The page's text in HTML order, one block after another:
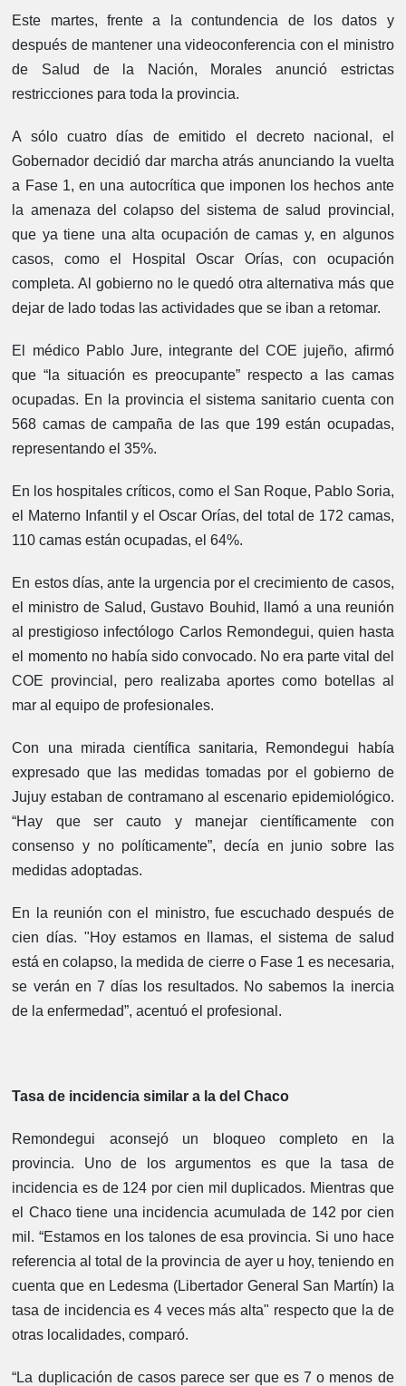
Este martes, frente a la contundencia de los datos y
después de mantener una videoconferencia con el ministro
de Salud de la Nación, Morales anunció estrictas
restricciones para toda la provincia.
A sólo cuatro días de emitido el decreto nacional, el
Gobernador decidió dar marcha atrás anunciando la vuelta
a Fase 1, en una autocrítica que imponen los hechos ante
la amenaza del colapso del sistema de salud provincial,
que ya tiene una alta ocupación de camas y, en algunos
casos, como el Hospital Oscar Orías, con ocupación
completa. Al gobierno no le quedó otra alternativa más que
dejar de lado todas las actividades que se iban a retomar.
El médico Pablo Jure, integrante del COE jujeño, afirmó
que “la situación es preocupante” respecto a las camas
ocupadas. En la provincia el sistema sanitario cuenta con
568 camas de campaña de las que 199 están ocupadas,
representando el 35%.
En los hospitales críticos, como el San Roque, Pablo Soria,
el Materno Infantil y el Oscar Orías, del total de 172 camas,
110 camas están ocupadas, el 64%.
En estos días, ante la urgencia por el crecimiento de casos,
el ministro de Salud, Gustavo Bouhid, llamó a una reunión
al prestigioso infectólogo Carlos Remondegui, quien hasta
el momento no había sido convocado. No era parte vital del
COE provincial, pero realizaba aportes como botellas al
mar al equipo de profesionales.
Con una mirada científica sanitaria, Remondegui había
expresado que las medidas tomadas por el gobierno de
Jujuy estaban de contramano al escenario epidemiológico.
“Hay que ser cauto y manejar científicamente con
consenso y no políticamente”, decía en junio sobre las
medidas adoptadas.
En la reunión con el ministro, fue escuchado después de
cien días. "Hoy estamos en llamas, el sistema de salud
está en colapso, la medida de cierre o Fase 1 es necesaria,
se verán en 7 días los resultados. No sabemos la inercia
de la enfermedad”, acentuó el profesional.
Tasa de incidencia similar a la del Chaco
Remondegui aconsejó un bloqueo completo en la
provincia. Uno de los argumentos es que la tasa de
incidencia es de 124 por cien mil duplicados. Mientras que
el Chaco tiene una incidencia acumulada de 142 por cien
mil. “Estamos en los talones de esa provincia. Si uno hace
referencia al total de la provincia de ayer u hoy, teniendo en
cuenta que en Ledesma (Libertador General San Martín) la
tasa de incidencia es 4 veces más alta" respecto que la de
otras localidades, comparó.
“La duplicación de casos parece ser que es 7 o menos de